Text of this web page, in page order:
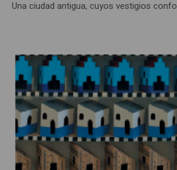
Una ciudad antigua, cuyos vestigios